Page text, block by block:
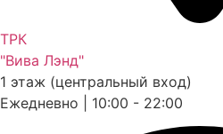
ТРК
"Вива Лэнд"
1 этаж (центральный вход)
Ежедневно | 10:00 - 22:00